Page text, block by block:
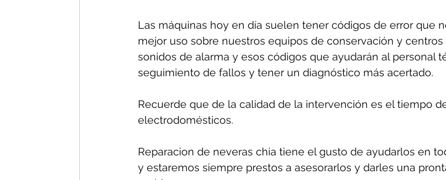
Las máquinas hoy en día suelen tener códigos de error que
mejor uso sobre nuestros equipos de conservación y centros
sonidos de alarma y esos códigos que ayudarán al personal
seguimiento de fallos y tener un diagnóstico más acertado.
Recuerde que de la calidad de la intervención es el tiempo
electrodomésticos.
Reparacion de neveras chia tiene el gusto de ayudarlos en
y estaremos siempre prestos a asesorarlos y darles una